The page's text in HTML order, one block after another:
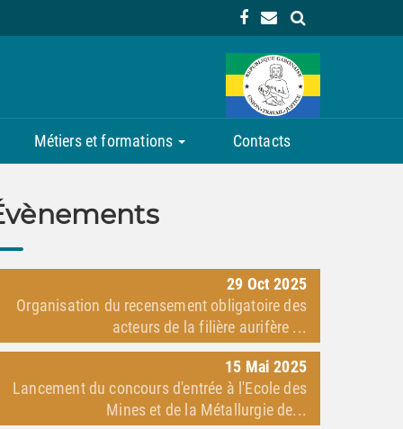
Métiers et formations Contacts
29 Oct 2025
Organisation du recensement obligatoire des
acteurs de la filière aurifère ...
15 Mai 2025
Lancement du concours d'entrée à l'Ecole des
Mines et de la Métallurgie de...